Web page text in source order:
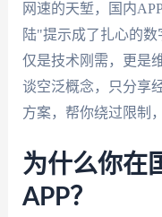
网速的天堑，国内
陆"提示成了扎心的
仅是技术刚需，更是
谈空泛概念，只分享
方案，帮你绕过限制
为什么你在
APP？